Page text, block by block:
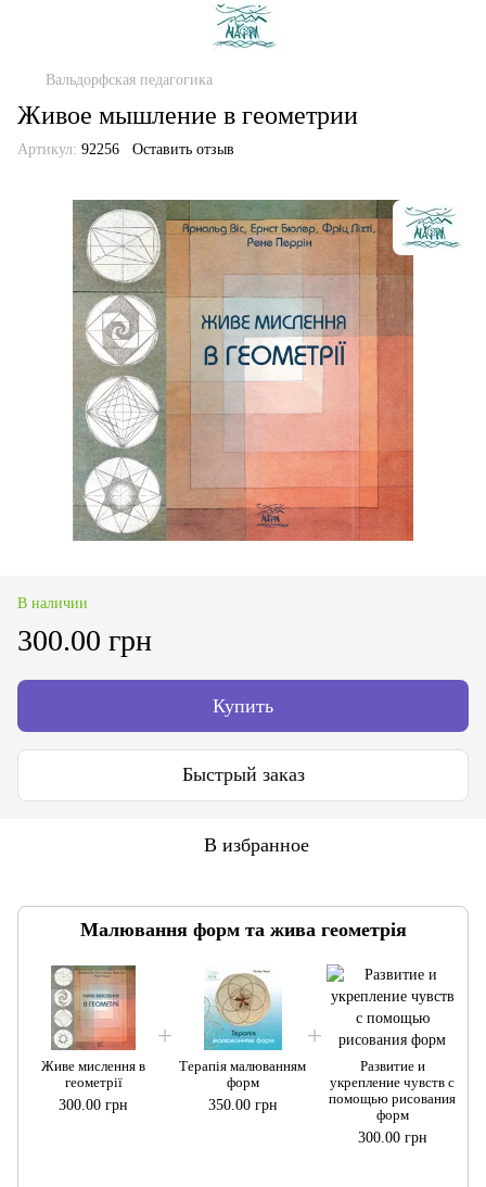
Вальдорфская педагогика
Живое мышление в геометрии
Артикул: 92256 Оставить отзыв
В наличии
300.00 грн
Купить
Быстрый заказ
В избранное
Малювання форм та жива геометрія
Живе мислення в
геометрії
300.00 грн
Терапія малюванням
форм
350.00 грн
Развитие и
укрепление чувств с
помощью рисования
форм
300.00 грн